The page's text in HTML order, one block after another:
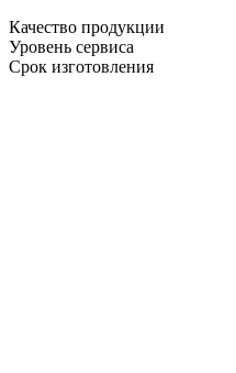
Качество продукции
Уровень сервиса
Срок изготовления